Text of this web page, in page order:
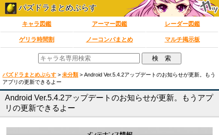
パズドラまとめぷらす
キャラ図鑑 アーマー図鑑 レーダー図鑑
ゲリラ時間割 ノーコンパまとめ マルチ掲示板
パズドラまとめぷらす > 未分類 > Android Ver.5.4.2アップデートのお知らせが更新。もう
アプリの更新できるよー
Android Ver.5.4.2アップデートのお知らせが更新。もうアプ
リの更新できるよー